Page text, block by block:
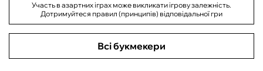
Участь в азартних іграх може викликати ігрову залежність.
Дотримуйтеся правил (принципів) відповідальної гри
Всі букмекери